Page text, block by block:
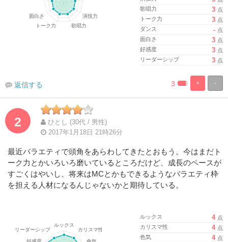
歌唱力
3 点
トーク力
3 点
ダンス
- 点
面白さ
3 点
好感度
3 点
リーダーシップ
3 点
-
+
%100%
3
返信する
2
ひとし (30代 / 男性)
2017年1月18日 21時26分
最近バラエティで頭角をあらわしてきたとおもう。今はまだト
ーク力とかいろいろ磨いているところだけど、成長のペースが
すごくはやいし、将来はMCとかもできるようなバラエティ枠
を担える人材になるんじゃないかと期待している。
ルックス 4 点
カリスマ性
4 点
色気
4 点